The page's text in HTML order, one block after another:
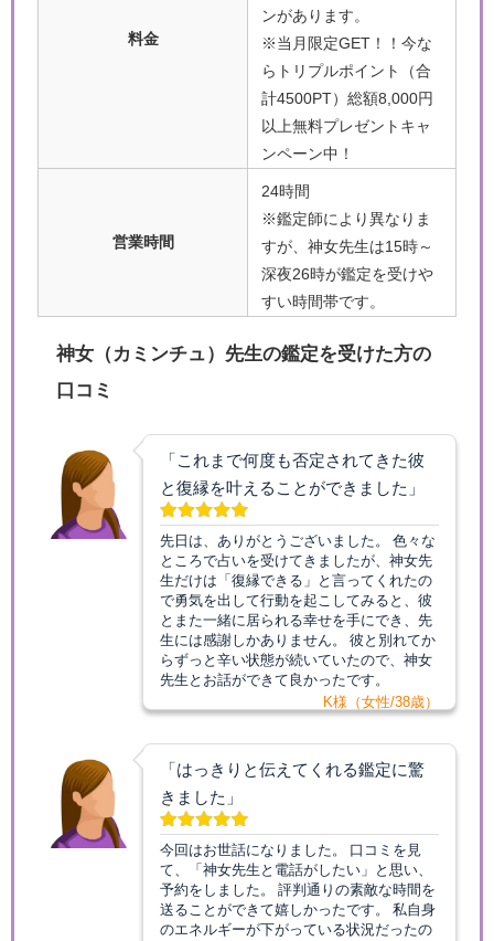
料金
ンがあります。
※当月限定GET！！今な
らトリプルポイント（合
計4500PT）総額8,000円
以上無料プレゼントキャ
ンペーン中！
営業時間
24時間
※鑑定師により異なりま
すが、神女先生は15時～
深夜26時が鑑定を受けや
すい時間帯です。
神女（カミンチュ）先生の鑑定を受けた方の
口コミ
「これまで何度も否定されてきた彼
と復縁を叶えることができました」
先日は、ありがとうございました。 色々な
ところで占いを受けてきましたが、神女先
生だけは「復縁できる」と言ってくれたの
で勇気を出して行動を起こしてみると、彼
とまた一緒に居られる幸せを手にでき、先
生には感謝しかありません。 彼と別れてか
らずっと辛い状態が続いていたので、神女
先生とお話ができて良かったです。
K様（女性/38歳）
「はっきりと伝えてくれる鑑定に驚
きました」
今回はお世話になりました。 口コミを見
て、「神女先生と電話がしたい」と思い、
予約をしました。 評判通りの素敵な時間を
送ることができて嬉しかったです。 私自身
のエネルギーが下がっている状況だったの